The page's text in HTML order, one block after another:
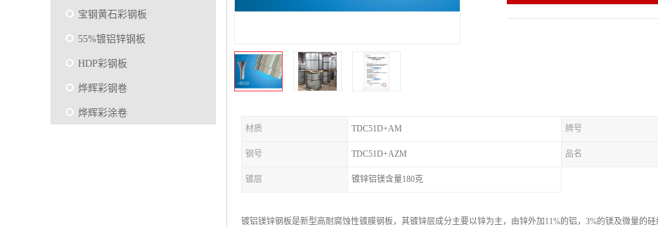
宝钢黄石彩钢板
55%镀铝锌钢板
HDP彩钢板
烨辉彩钢卷
烨辉彩涂卷
材质 TDC51D+AM 牌号
钢号 TDC51D+AZM 品名
镀层 镀锌铝镁含量180克
镀铝镁锌钢板是新型高耐腐蚀性镀膜钢板，其镀锌层成分主要以锌为主，由锌外加11%的铝，3%的镁及微量的